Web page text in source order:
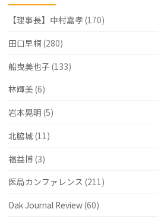
【理事長】中村嘉孝(170)
田口早桐 (280)
船曳美也子 (133)
林輝美 (6)
岩本晃明 (5)
北脇城 (11)
福益博 (3)
医局カンファレンス (211)
Oak Journal Review(60)